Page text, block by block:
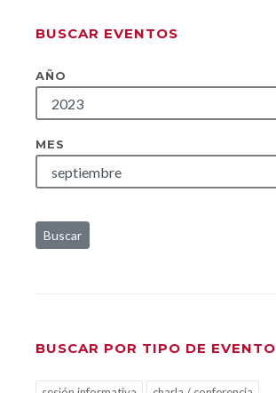
BUSCAR EVENTOS
AÑO
MES
Buscar
BUSCAR POR TIPO DE EVENTO